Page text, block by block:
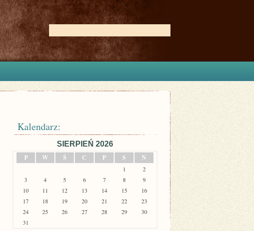
Kalendarz:
SIERPIEŃ 2026
P
W Ś C P S N
1
2
3
4 5 6 7 8
9
10
11 12 13 14 15
16
17
18 19 20 21 22
23
24
25 26 27 28 29
30
31